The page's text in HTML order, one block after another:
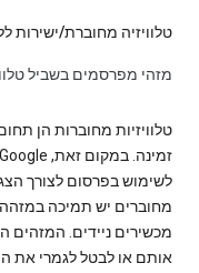
טלוויזיה מחוברת/ישירות
מזהי מפרסמים בשביל
לשימוש בפרסום לצורך
מחוברים יש תמיכה
מכשירים ניידים. המזהים
אותם או לבטל לגמרי את